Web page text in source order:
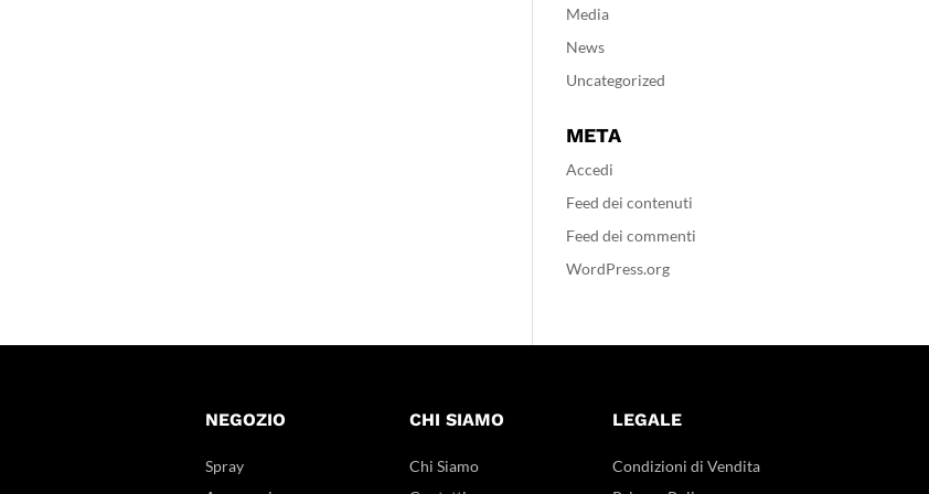
Media
News
Uncategorized
META
Accedi
Feed dei contenuti
Feed dei commenti
WordPress.org
NEGOZIO
Spray
CHI SIAMO
Chi Siamo
LEGALE
Condizioni di Vendita